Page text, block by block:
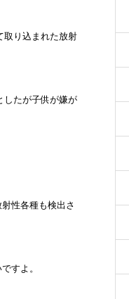
取り込まれた放射
したが子供が嫌が
性各種も検出さ
すよ。